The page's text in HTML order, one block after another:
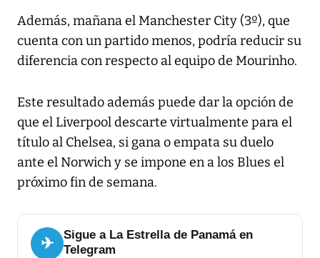
Además, mañana el Manchester City (3º), que
cuenta con un partido menos, podría reducir su
diferencia con respecto al equipo de Mourinho.
Este resultado además puede dar la opción de
que el Liverpool descarte virtualmente para el
título al Chelsea, si gana o empata su duelo
ante el Norwich y se impone en a los Blues el
próximo fin de semana.
✈
Sigue a La Estrella de Panamá en
Telegram